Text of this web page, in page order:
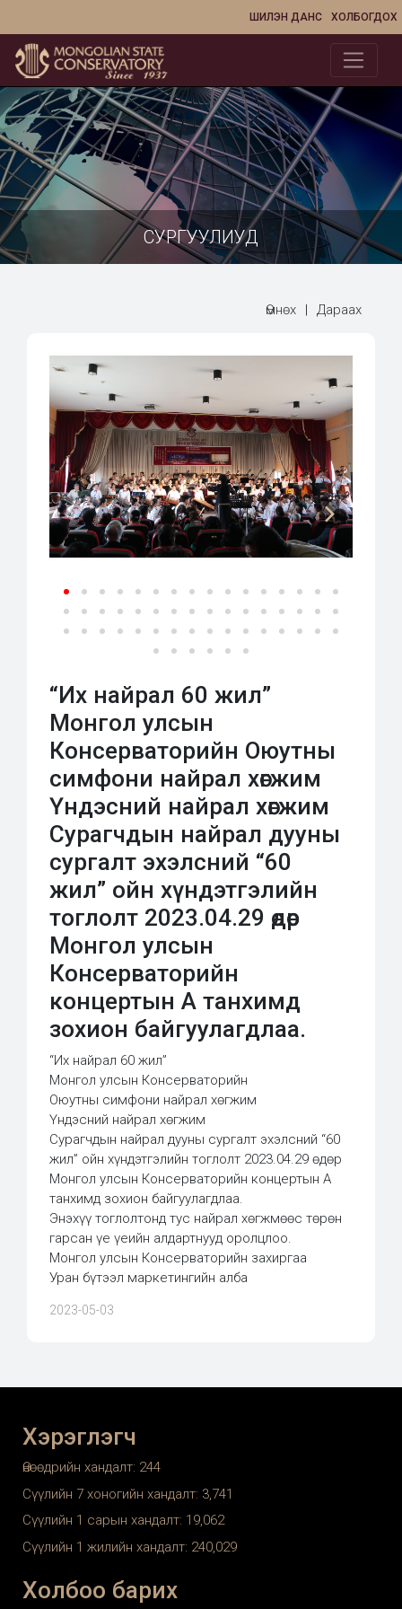
ХОЛБОГДОХ
ШИЛЭН ДАНС
СУРГУУЛИУД
Өмнөх | Дараах
“Их найрал 60 жил”
Монгол улсын
Консерваторийн Оюутны
симфони найрал хөгжим
Үндэсний найрал хөгжим
Сурагчдын найрал дууны
сургалт эхэлсний “60
жил” ойн хүндэтгэлийн
тоглолт 2023.04.29 өдөр
Монгол улсын
Консерваторийн
концертын А танхимд
зохион байгуулагдлаа.
“Их найрал 60 жил”
Монгол улсын Консерваторийн
Оюутны симфони найрал хөгжим
Үндэсний найрал хөгжим
Сурагчдын найрал дууны сургалт эхэлсний “60
жил” ойн хүндэтгэлийн тоглолт 2023.04.29 өдөр
Монгол улсын Консерваторийн концертын А
танхимд зохион байгуулагдлаа.
Энэхүү тоглолтонд тус найрал хөгжмөөс төрөн
гарсан үе үеийн алдартнууд оролцлоо.
Монгол улсын Консерваторийн захиргаа
Уран бүтээл маркетингийн алба
2023-05-03
Хэрэглэгч
Өнөөдрийн хандалт: 244
Сүүлийн 7 хоногийн хандалт: 3,741
Сүүлийн 1 сарын хандалт: 19,062
Сүүлийн 1 жилийн хандалт: 240,029
Холбоо барих